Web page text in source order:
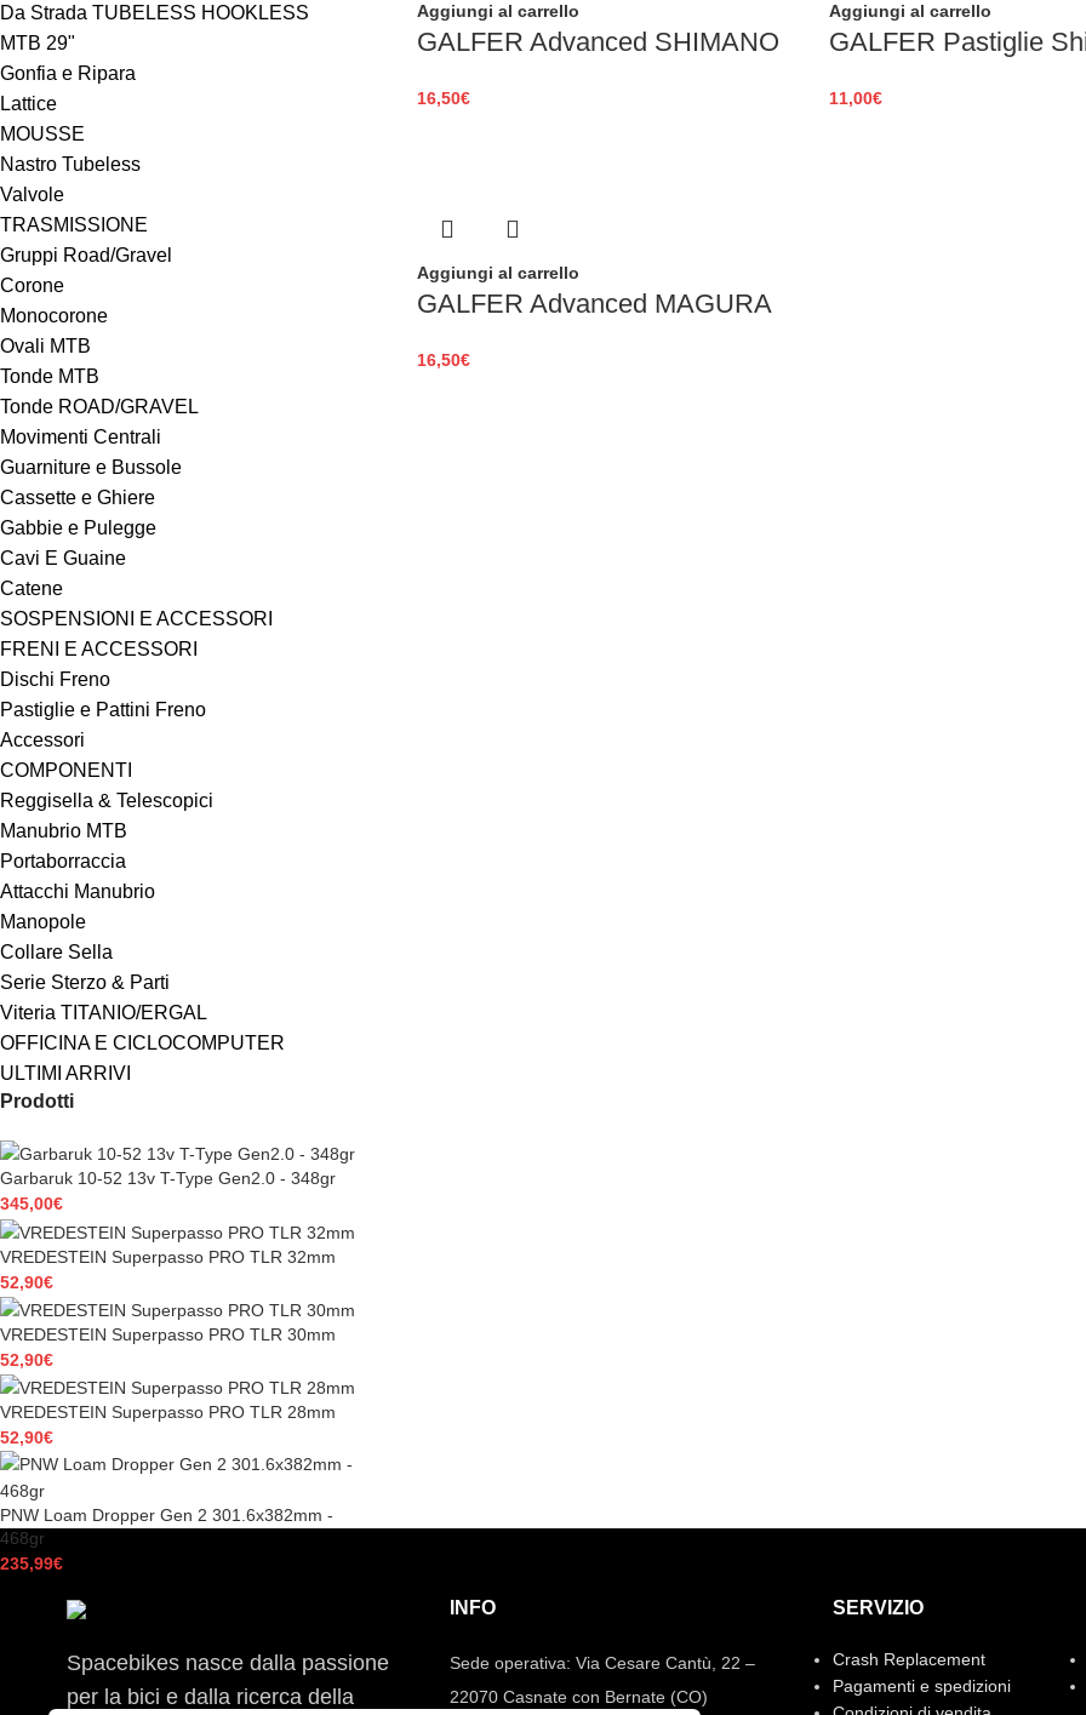
Da Strada TUBELESS HOOKLESS
MTB 29"
Gonfia e Ripara
Lattice
MOUSSE
Nastro Tubeless
Valvole
TRASMISSIONE
Gruppi Road/Gravel
Corone
Monocorone
Ovali MTB
Tonde MTB
Tonde ROAD/GRAVEL
Movimenti Centrali
Guarniture e Bussole
Cassette e Ghiere
Gabbie e Pulegge
Cavi E Guaine
Catene
SOSPENSIONI E ACCESSORI
FRENI E ACCESSORI
Dischi Freno
Pastiglie e Pattini Freno
Accessori
COMPONENTI
Reggisella & Telescopici
Manubrio MTB
Portaborraccia
Attacchi Manubrio
Manopole
Collare Sella
Serie Sterzo & Parti
Viteria TITANIO/ERGAL
OFFICINA E CICLOCOMPUTER
ULTIMI ARRIVI
Prodotti
Garbaruk 10-52 13v T-Type Gen2.0 - 348gr
345,00€
VREDESTEIN Superpasso PRO TLR 32mm
52,90€
VREDESTEIN Superpasso PRO TLR 30mm
52,90€
VREDESTEIN Superpasso PRO TLR 28mm
52,90€
PNW Loam Dropper Gen 2 301.6x382mm -
468gr
235,99€
Aggiungi al carrello
GALFER Advanced SHIMANO
16,50€
Aggiungi al carrello
GALFER Pastiglie
11,00€
Aggiungi al carrello
GALFER Advanced MAGURA
16,50€
Spacebikes nasce dalla passione
per la bici e dalla ricerca della
INFO
Sede operativa: Via Cesare Cantù, 22 –
22070 Casnate con Bernate (CO)
SERVIZIO
Crash Replacement
Pagamenti e spedizioni